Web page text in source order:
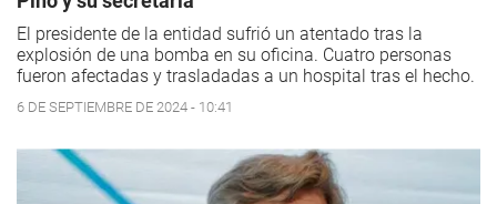
El presidente de la entidad sufrió un atentado tras la
explosión de una bomba en su oficina. Cuatro personas
fueron afectadas y trasladadas a un hospital tras el hecho.
6 DE SEPTIEMBRE DE 2024 - 10:41